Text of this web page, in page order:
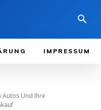
IMPRESSUM
Autos Und Ihre